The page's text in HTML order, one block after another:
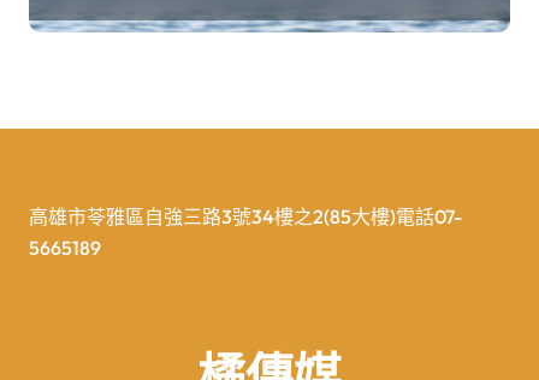
高雄市苓雅區自強三路3號34樓之2(85大樓)電話07-
5665189